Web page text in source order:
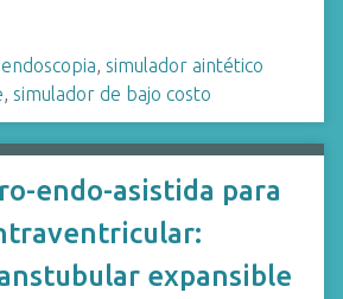
, simulador aintético
, simulador de bajo costo
endo-asistida para
expansible